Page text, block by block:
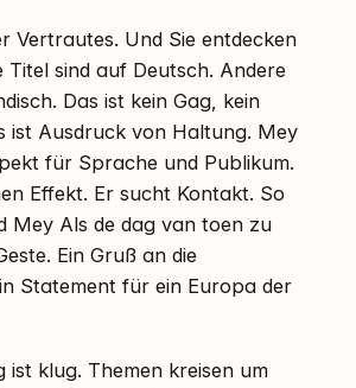
Vertrautes. Und Sie entdecken
Titel sind auf Deutsch. Andere
Das ist kein Gag, kein
ist Ausdruck von Haltung. Mey
für Sprache und Publikum.
Effekt. Er sucht Kontakt. So
Mey Als de dag van toen zu
Ein Gruß an die
Statement für ein Europa der
ist klug. Themen kreisen um